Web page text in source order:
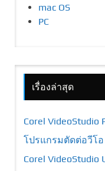
mac OS
PC
เรื่องล่าสุด
Corel VideoStudio
โปรแกรมตัดต่อวีโอ
Corel VideoStudio